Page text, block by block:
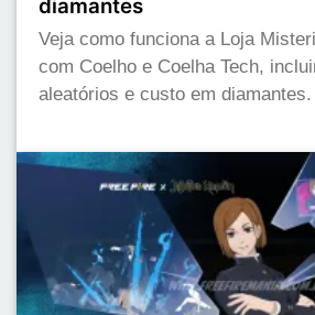
diamantes
Veja como funciona a Loja
com Coelho e Coelha Tech,
aleatórios e custo em diamantes.